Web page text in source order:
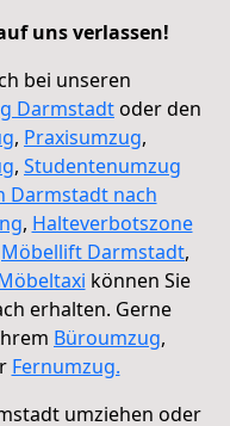
uns verlassen!
bei unseren
Darmstadtoder den
, Praxisumzug,
, Studentenumzug
Darmstadt nach
, Halteverbotszone
Möbellift Darmstadt,
können Sie
erhalten. Gerne
Büroumzug,
Fernumzug.
umziehen oder